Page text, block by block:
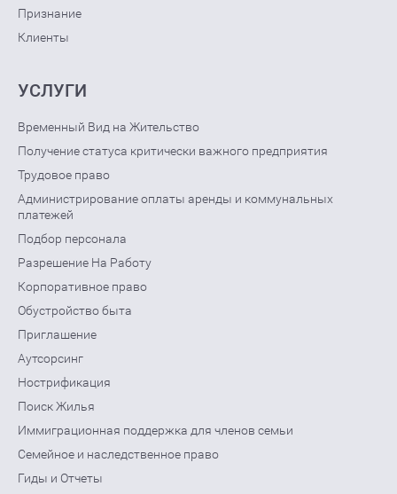
Признание
Клиенты
УСЛУГИ
Временный Вид на Жительство
Получение статуса критически важного предприятия
Трудовое право
Администрирование оплаты аренды и коммунальных
платежей
Подбор персонала
Разрешение На Работу
Корпоративное право
Обустройство быта
Приглашение
Аутсорсинг
Нострификация
Поиск Жилья
Иммиграционная поддержка для членов семьи
Семейное и наследственное право
Гиды и Отчеты